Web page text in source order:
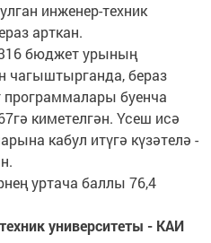
инженер-техник
арткан.
бюджет урының
чагыштырганда, бераз
буенча
киметелгән. Үсеш исә
кабул итүгә күзәтелә -
уртача баллы 76,4
университеты - КАИ